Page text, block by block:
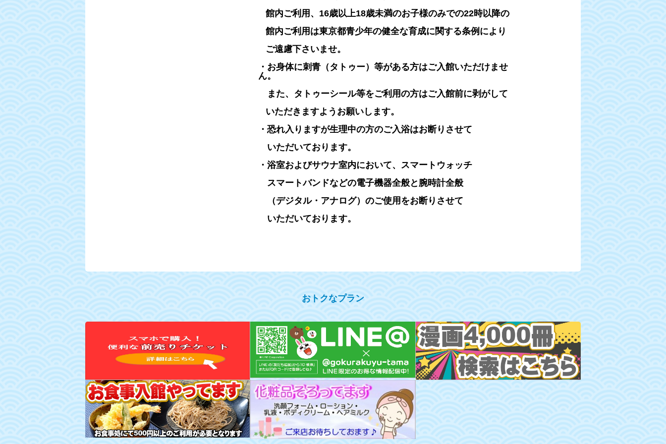
館内ご利用、16歳以上18歳未満のお子様のみでの22時以降の
館内ご利用は東京都青少年の健全な育成に関する条例により
ご遠慮下さいませ。
・お身体に刺青（タトゥー）等がある方はご入館いただけませ
ん。
また、タトゥーシール等をご利用の方はご入館前に剥がして
いただきますようお願いします。
・恐れ入りますが生理中の方のご入浴はお断りさせて
いただいております。
・浴室およびサウナ室内において、スマートウォッチ
スマートバンドなどの電子機器全般と腕時計全般
（デジタル・アナログ）のご使用をお断りさせて
いただいております。
おトクなプラン